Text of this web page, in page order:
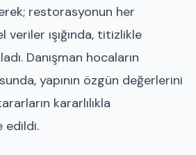
restorasyonun her
veriler ışığında, titizlikle
Danışman hocaların
yapının özgün değerlerini
kararlılıkla
edildi.